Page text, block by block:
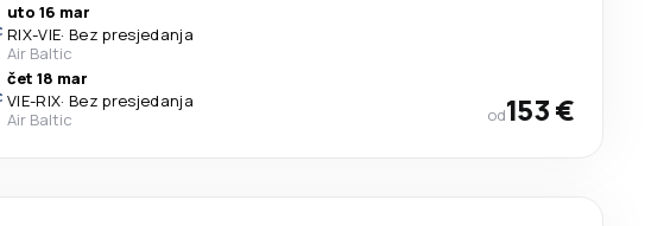
uto 16 mar
RIX-VIE· Bez presjedanja
Air Baltic
čet 18 mar
VIE-RIX· Bez presjedanja
Air Baltic
od153 €